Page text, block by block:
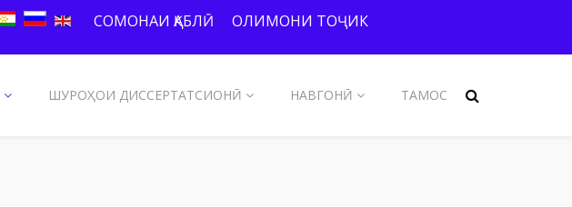
СОМОНАИ ҚАБЛӢ ОЛИМОНИ ТОҶИК
ШУРОҲОИ ДИССЕРТАТСИОНӢ НАВГОНӢ ТАМОС